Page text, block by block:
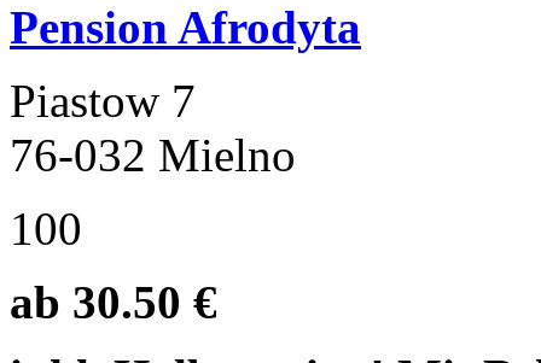
Pension Afrodyta
Piastow 7
76-032 Mielno
100
ab 30.50 €